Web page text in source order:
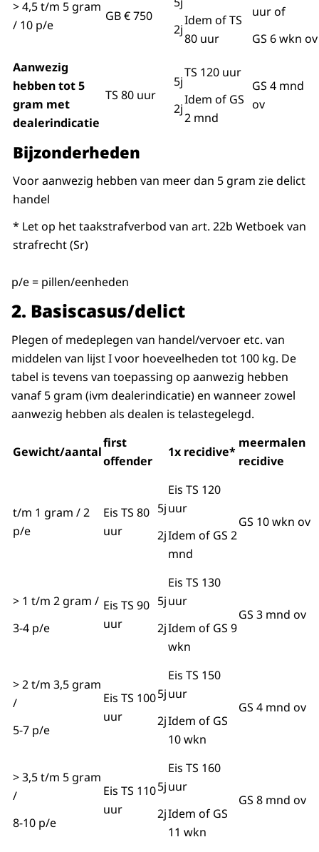
> 4,5 t/m 5 gram
/ 10 p/e
GB € 750
2j
Idem of TS
80 uur
uur of
GS 6 wkn ov
Aanwezig
hebben tot 5
gram met
dealerindicatie
TS 80 uur
5j
2j
TS 120 uur
Idem of GS
2 mnd
GS 4 mnd
ov
Bijzonderheden
Voor aanwezig hebben van meer dan 5 gram zie delict
handel
* Let op het taakstrafverbod van art. 22b Wetboek van
strafrecht (Sr)
p/e = pillen/eenheden
2. Basiscasus/delict
Plegen of medeplegen van handel/vervoer etc. van
middelen van lijst I voor hoeveelheden tot 100 kg. De
tabel is tevens van toepassing op aanwezig hebben
vanaf 5 gram (ivm dealerindicatie) en wanneer zowel
aanwezig hebben als dealen is telastegelegd.
Gewicht/aantal
first
offender
1x recidive*
meermalen
recidive
t/m 1 gram / 2
p/e
Eis TS 80
uur
5j
2j
Eis TS 120
uur
Idem of GS 2
mnd
GS 10 wkn ov
> 1 t/m 2 gram /
3-4 p/e
Eis TS 90
uur
5j
2j
Eis TS 130
uur
Idem of GS 9
wkn
GS 3 mnd ov
> 2 t/m 3,5 gram
/
5-7 p/e
Eis TS 100
uur
5j
2j
Eis TS 150
uur
Idem of GS
10 wkn
GS 4 mnd ov
> 3,5 t/m 5 gram
/
8-10 p/e
Eis TS 110
uur
5j
2j
Eis TS 160
uur
Idem of GS
11 wkn
GS 8 mnd ov